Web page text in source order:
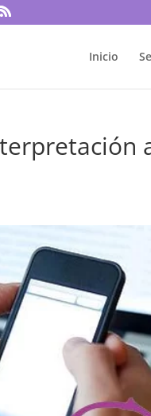
Inicio